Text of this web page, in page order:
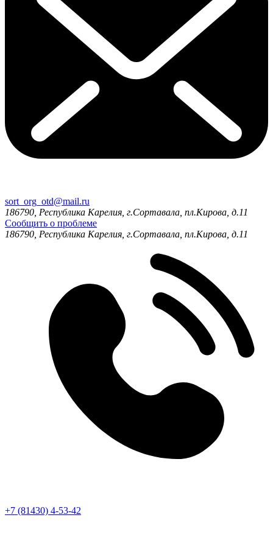
sort_org_otd@mail.ru
186790, Республика Карелия, г.Сортавала, пл.Кирова, д.11
Сообщить о проблеме
186790, Республика Карелия, г.Сортавала, пл.Кирова, д.11
+7 (81430) 4-53-42